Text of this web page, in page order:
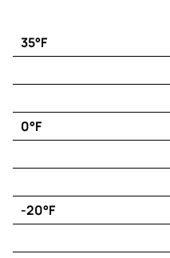
Capacity*
Electric
(BTU/hr)
35°F
0°F
-20°F